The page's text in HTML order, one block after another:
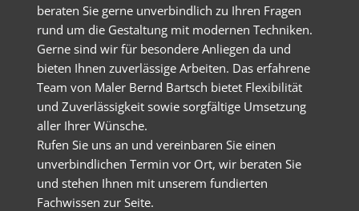
beraten Sie gerne unverbindlich zu Ihren Fragen
rund um die Gestaltung mit modernen Techniken.
Gerne sind wir für besondere Anliegen da und
bieten Ihnen zuverlässige Arbeiten. Das erfahrene
Team von Maler Bernd Bartsch bietet Flexibilität
und Zuverlässigkeit sowie sorgfältige Umsetzung
aller Ihrer Wünsche.
Rufen Sie uns an und vereinbaren Sie einen
unverbindlichen Termin vor Ort, wir beraten Sie
und stehen Ihnen mit unserem fundierten
Fachwissen zur Seite.